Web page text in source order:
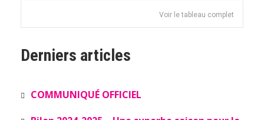
Voir le tableau complet
Derniers articles
COMMUNIQUÉ OFFICIEL